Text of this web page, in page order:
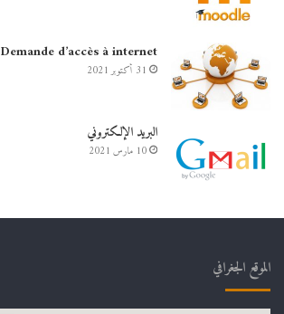
Demande d’accès à internet
31 أكتوبر 2021
البريد الإلكتروني
10 مارس 2021
الموقع الجغرافي